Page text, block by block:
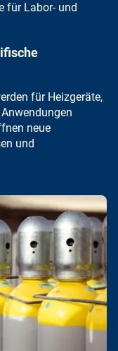
für Labor- und
für Heizgeräte,
neue
und